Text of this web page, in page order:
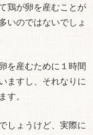
鶏が卵を産むことが
いのではないでしょ
を産むために１時間
ますし、それなりに
す。
しょうけど、実際に